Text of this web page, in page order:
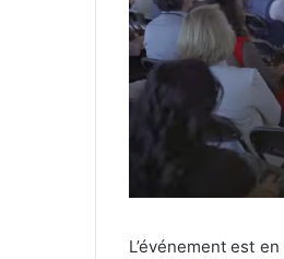
L’événement est